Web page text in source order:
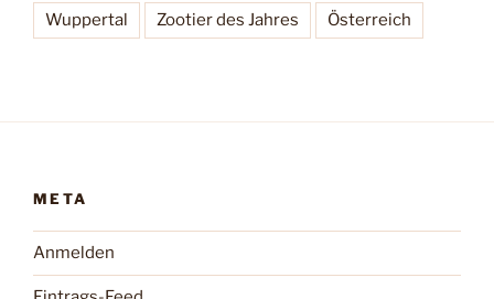
Wuppertal Zootier des Jahres Österreich
META
Anmelden